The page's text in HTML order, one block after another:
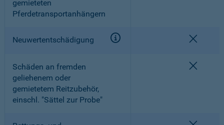
gemieteten
Pferdetransportanhängern
Neuwertentschädigung
Schäden an fremden
geliehenem oder
gemietetem Reitzubehör,
einschl. "Sättel zur Probe"